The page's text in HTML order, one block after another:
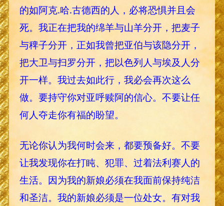
的如阿克.哈.古德西的人，必将恐惧并且会
死。我正在把我的绵羊与山羊分开，把麦子
与稗子分开，正如我曾把亚伯与该隐分开，
把大卫与扫罗分开，把以色列人与埃及人分
开一样。我过去如此行，我必会再次这么
做。要持守你对亚呼赎阿的信心。不要让任
何人夺走你有福的盼望。
无论你认为我何时会来，都要预备好。不要
让我发现你在打盹、犯罪、过着法利赛人的
生活。因为我的新娘必须在我面前保持纯洁
和圣洁。我的新娘必须是一位处女。有对我